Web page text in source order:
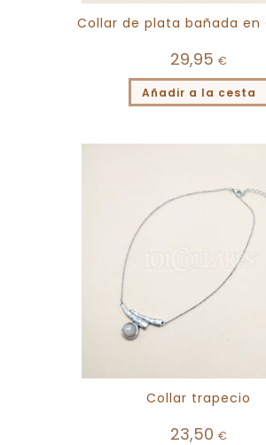
Collar de plata bañada en
29,95 €
Añadir a la cesta
Collar trapecio
23,50 €